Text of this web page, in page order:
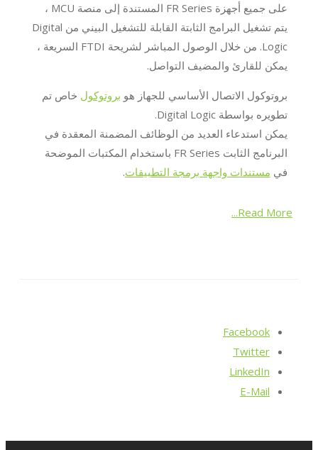
على جميع أجهزة FR Series المستندة إلى منصة MCU ،
يتم تشغيل البرامج الثابتة القابلة للتشغيل البيني من Digital
Logic. من خلال الوصول المباشر لشريحة FTDI السريعة ،
يمكن للقارئ والمضيف التواصل.
بروتوكول الاتصال الأساسي للجهاز هو بروتوكول خاص تم
تطويره بواسطة Digital Logic.
يمكن استدعاء العديد من الوظائف المضمنة المعقدة في
البرنامج الثابت FR Series باستخدام المكتبات الموضحة
في مستندات واجهة برمجة التطبيقات.
Read More...
Facebook
Twitter
LinkedIn
E-Mail